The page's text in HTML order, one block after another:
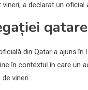
a declarat un
din Qatar a ajuns
în contextul în care un
vineri.